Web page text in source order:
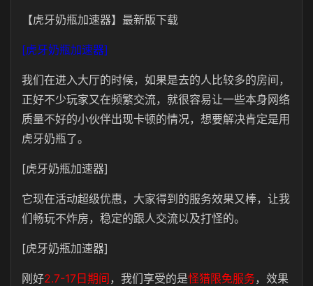
【虎牙奶瓶加速器】最新版下载
[虎牙奶瓶加速器]
我们在进入大厅的时候，如果是去的人比较多的房间，
正好不少玩家又在频繁交流，就很容易让一些本身网络
质量不好的小伙伴出现卡顿的情况，想要解决肯定是用
虎牙奶瓶了。
[虎牙奶瓶加速器]
它现在活动超级优惠，大家得到的服务效果又棒，让我
们畅玩不炸房，稳定的跟人交流以及打怪的。
[虎牙奶瓶加速器]
刚好2.7-17日期间 ，我们享受的是怪猎限免服务，效果